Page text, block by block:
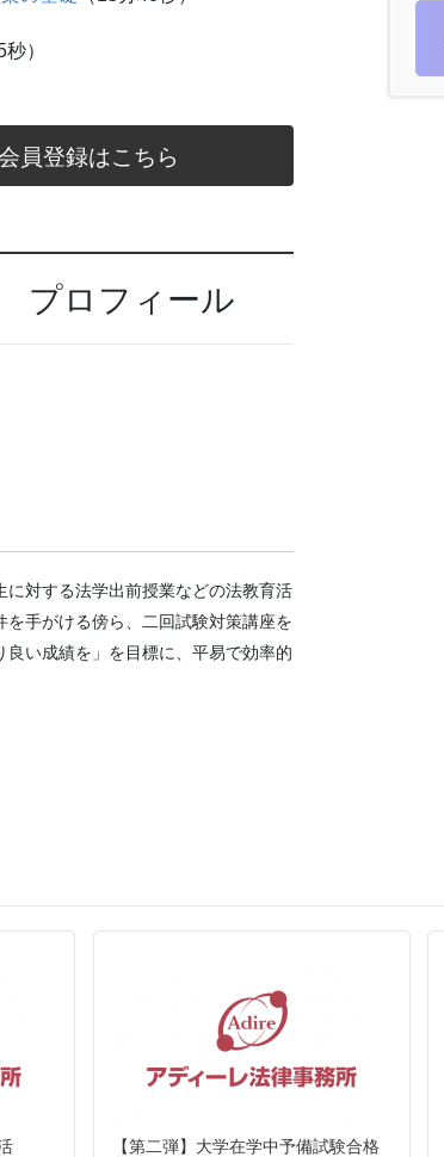
）
員登録はこちら
プロフィール
対する法学出前授業などの法教育活
手がける傍ら、二回試験対策講座を
い成績を」を目標に、平易で効率的
【第二弾】大学在学中予備試験合格